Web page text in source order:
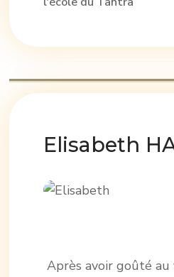
Elisabeth
Après avoir goûté